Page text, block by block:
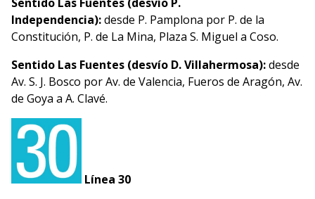
Independencia):desde P. Pamplona por P. de la
Constitución, P. de La Mina, Plaza S. Miguel a Coso.
Sentido Las Fuentes (desvío D. Villahermosa):desde
Av. S. J. Bosco por Av. de Valencia, Fueros de Aragón, Av.
de Goya a A. Clavé.
Línea 30